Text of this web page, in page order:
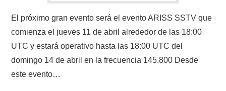
El próximo gran evento será el evento ARISS SSTV que
comienza el jueves 11 de abril alrededor de las 18:00
UTC y estará operativo hasta las 18:00 UTC del
domingo 14 de abril en la frecuencia 145.800 Desde
este evento…